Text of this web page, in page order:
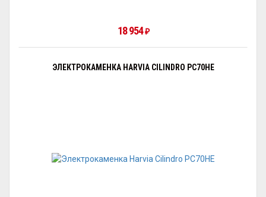
18 954₽
ЭЛЕКТРОКАМЕНКА HARVIA CILINDRO PC70HE